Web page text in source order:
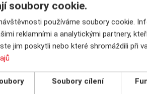
soubory cookie.
používáme soubory cookie.
reklamními a analytickými partnery,
jim poskytli nebo které shromáždili při
Soubory cílení